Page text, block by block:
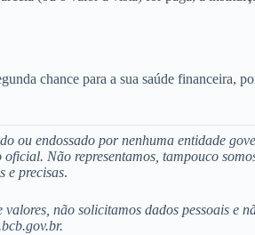
chance para a sua saúde financeira,
ou endossado por nenhuma entidade
Não representamos, tampouco
e precisas.
não solicitamos dados pessoais e